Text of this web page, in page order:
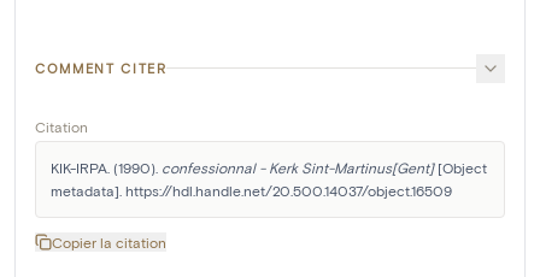
COMMENT CITER
Citation
KIK-IRPA. (1990). confessionnal - Kerk Sint-Martinus[Gent] [Object
metadata]. https://hdl.handle.net/20.500.14037/object.16509
Copier la citation